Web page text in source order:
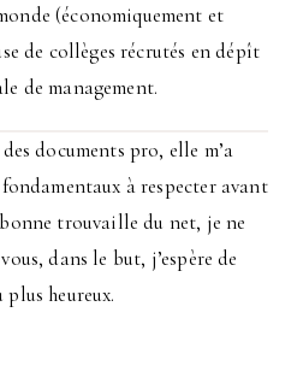
(économiquement et
de collèges récrutés en dépît
de management.
documents pro, elle m’a
à respecter avant
trouvaille du net, je ne
dans le but, j’espère de
heureux.